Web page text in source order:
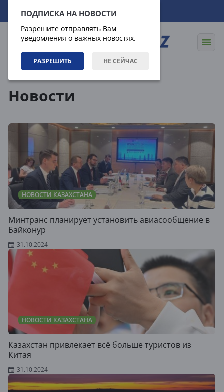
ПОДПИСКА НА НОВОСТИ
Разрешите отправлять Вам
уведомления о важных новостях.
РАЗРЕШИТЬ НЕ СЕЙЧАС
09.08.2026 20:00:55
Новости
НОВОСТИ КАЗАХСТАНА
Минтранс планирует установить авиасообщение в
Байконур
31.10.2024
НОВОСТИ КАЗАХСТАНА
Казахстан привлекает всё больше туристов из
Китая
31.10.2024